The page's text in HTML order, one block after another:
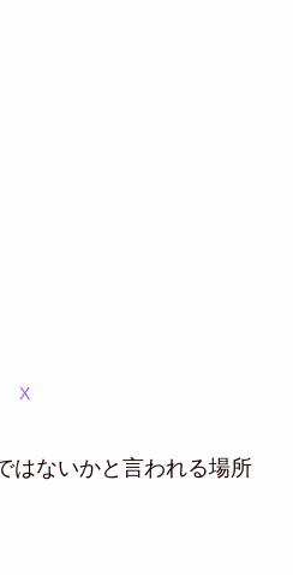
X
はないかと言われる場所